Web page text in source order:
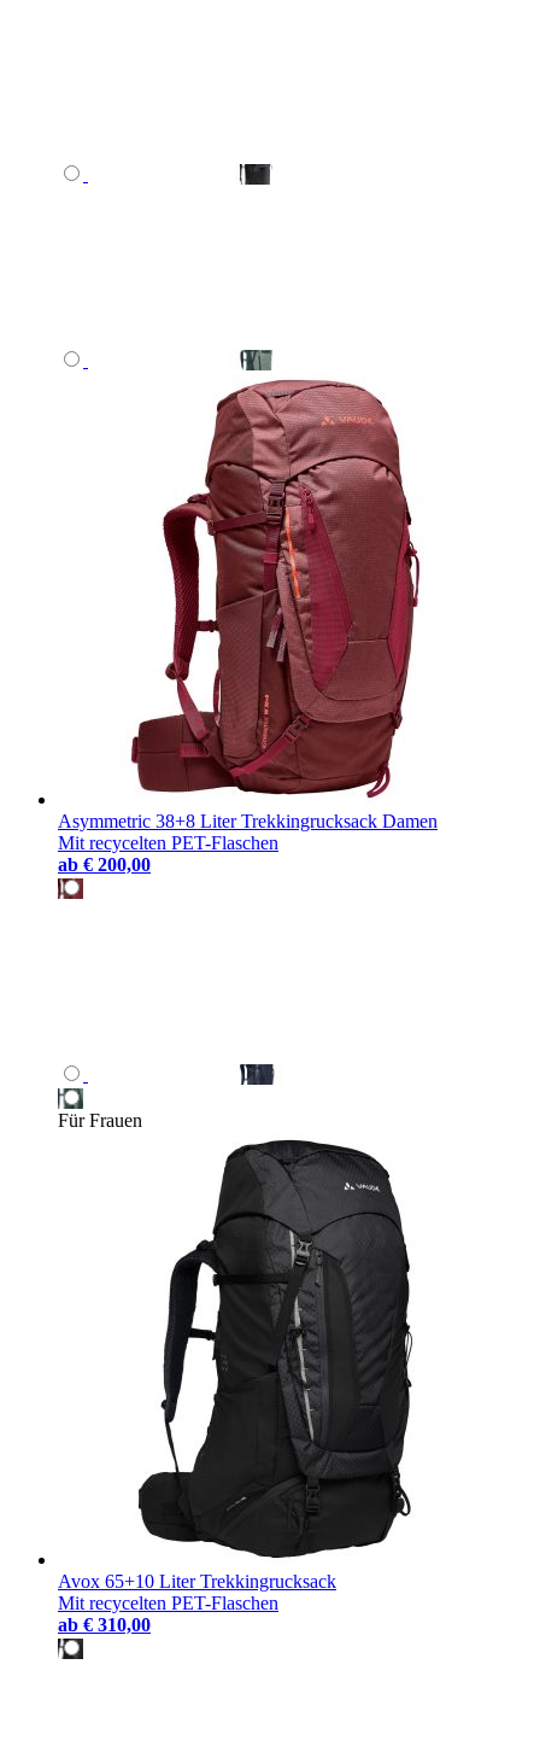
Asymmetric 38+8 Liter Trekkingrucksack Damen
Mit recycelten PET-Flaschen
ab € 200,00
Für Frauen
Avox 65+10 Liter Trekkingrucksack
Mit recycelten PET-Flaschen
ab € 310,00